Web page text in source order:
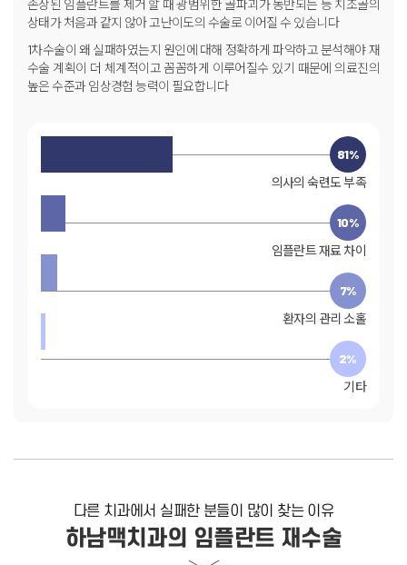
손상된 임플란트를 제거 할 때 광범위한 골파괴가 동반되는 등 치조골의
상태가 처음과 같지 않아 고난이도의 수술로 이어질 수 있습니다
1차수술이 왜 실패하였는지 원인에 대해 정확하게 파악하고 분석해야재
수술 계획이 더 체계적이고 꼼꼼하게 이루어질수 있기 때문에의료진의
높은 수준과 임상경험 능력이 필요합니다
81%
의사의 숙련도 부족
10%
임플란트 재료 차이
7%
환자의 관리 소홀
2%
기타
다른 치과에서 실패한 분들이 많이 찾는 이유
하남맥치과의 임플란트 재수술